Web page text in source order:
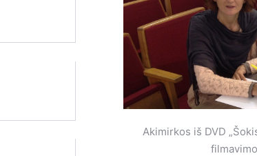
Akimirkos iš DVD
filmavimo